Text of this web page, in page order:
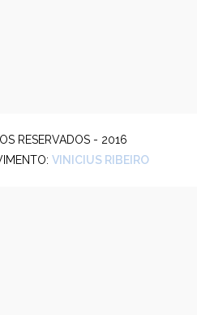
RESERVADOS - 2016
VINICIUS RIBEIRO